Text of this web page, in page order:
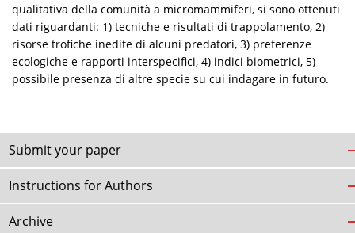
qualitativa della comunità a micromammiferi, si sono ottenuti
dati riguardanti: 1) tecniche e risultati di trappolamento, 2)
risorse trofiche inedite di alcuni predatori, 3) preferenze
ecologiche e rapporti interspecifici, 4) indici biometrici, 5)
possibile presenza di altre specie su cui indagare in futuro.
Submit your paper
Instructions for Authors
Archive